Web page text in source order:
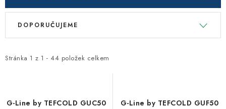
DRTIČE ODPADU
ZNAČKY
Montáže spotřebičů
O nás Kontakty
V
i
r
Stránka 1 z 1 - 44 položek celkem
Ř
e
p
DOPORUČUJEME
G-Line by TEFCOLD GUC50
G-Line by TEFCOLD GUF50